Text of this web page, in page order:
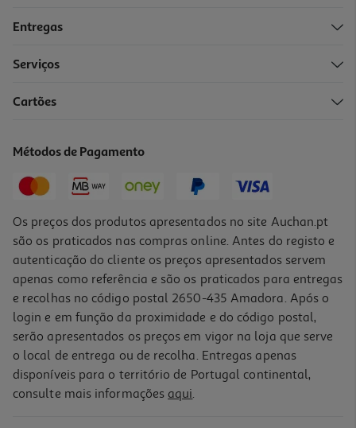
Bolachas Salutem Marinhas Linhaça 200g
Entregas
Serviços
Cartões
Métodos de Pagamento
Os preços dos produtos apresentados no site Auchan.pt
são os praticados nas compras online. Antes do registo e
autenticação do cliente os preços apresentados servem
apenas como referência e são os praticados para entregas
e recolhas no código postal 2650-435 Amadora. Após o
login e em função da proximidade e do código postal,
serão apresentados os preços em vigor na loja que serve
o local de entrega ou de recolha. Entregas apenas
disponíveis para o território de Portugal continental,
consulte mais informações aqui.